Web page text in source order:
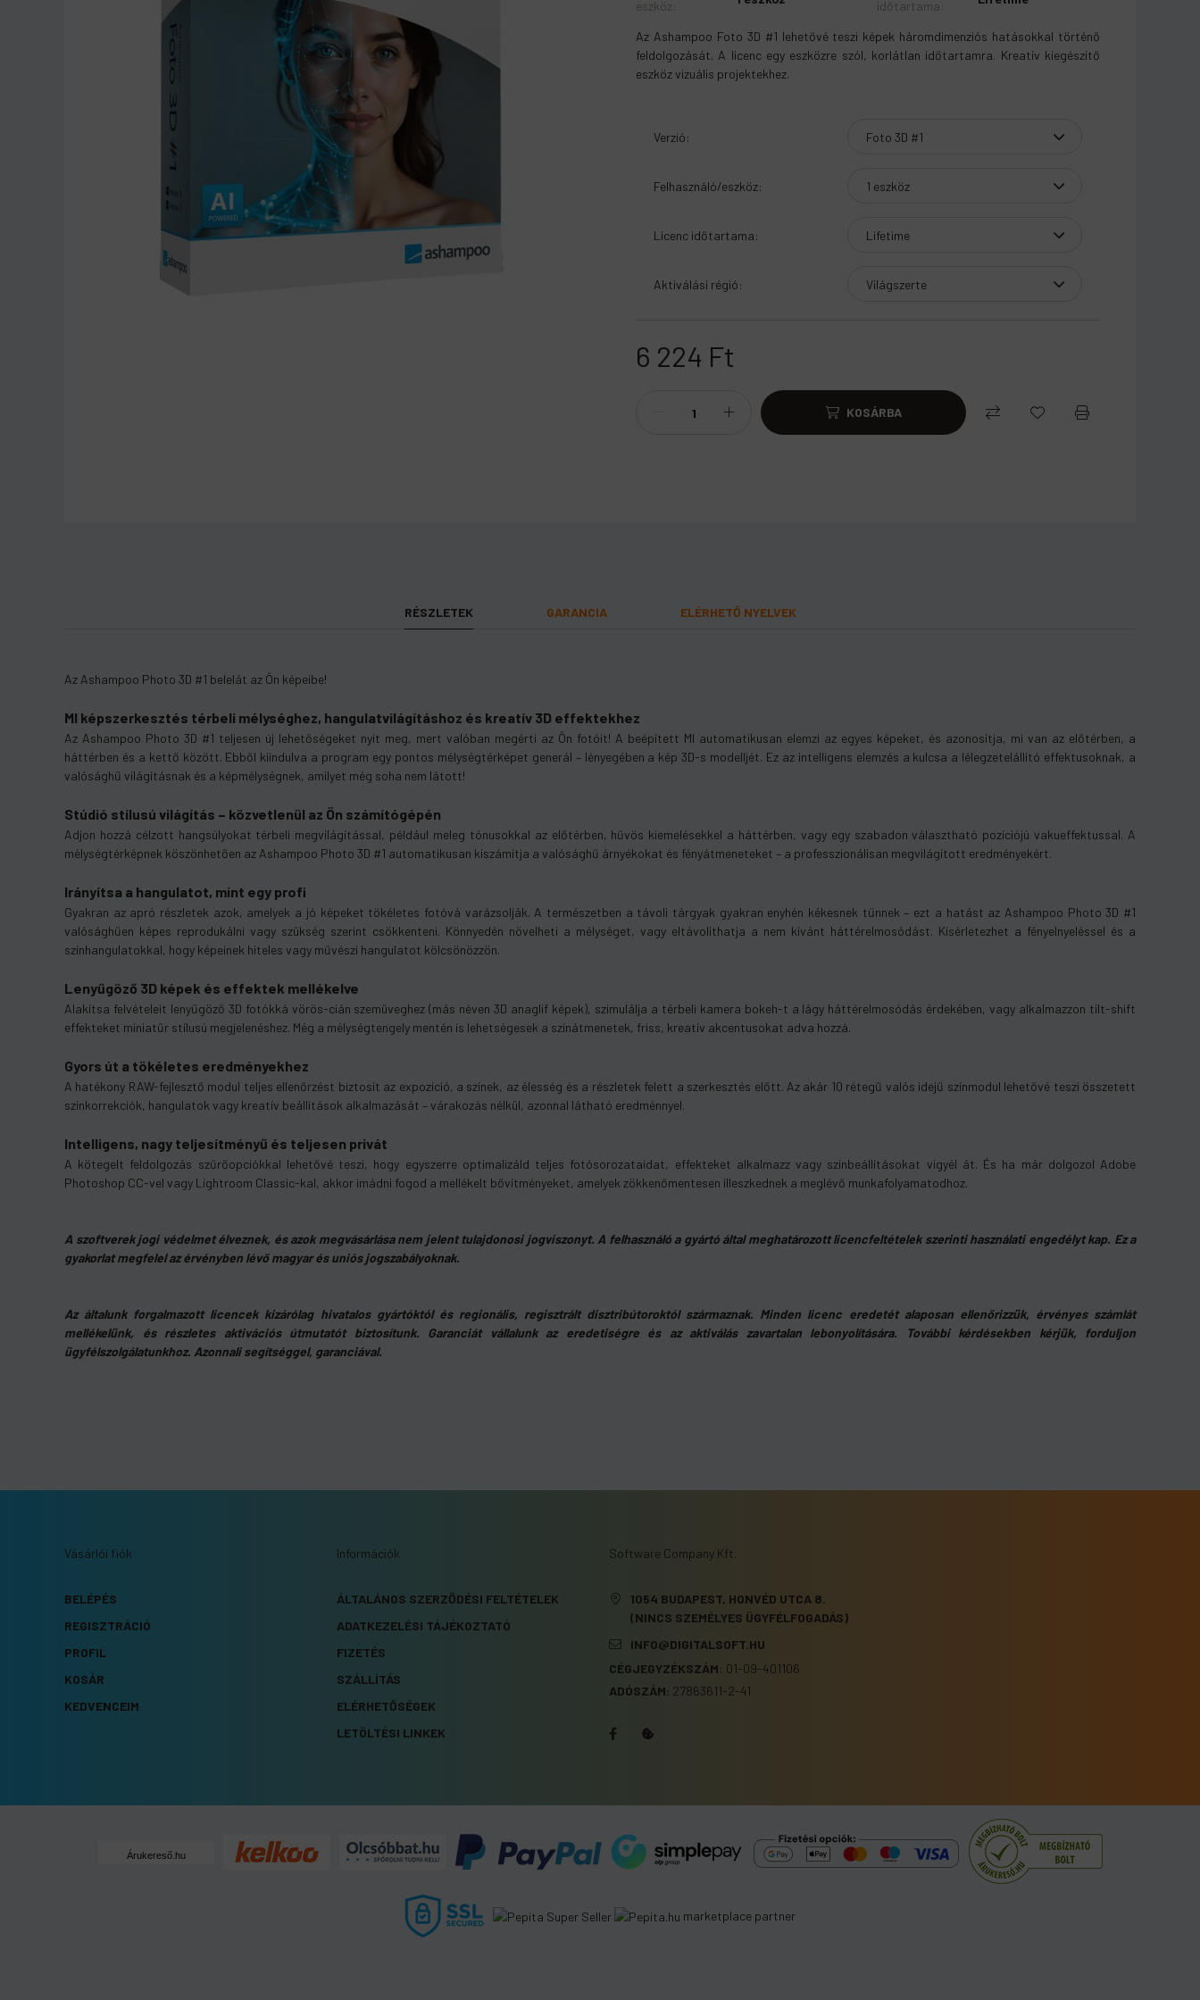
eszköz:
időtartama:
Az Ashampoo Foto 3D #1 lehetővé teszi képek háromdimenziós hatásokkal történő
feldolgozását. A licenc egy eszközre szól, korlátlan időtartamra. Kreatív kiegészítő
eszköz vizuális projektekhez.
Verzió:
Felhasználó/eszköz:
Licenc időtartama:
Aktiválási régió:
6 224 Ft
KOSÁRBA
RÉSZLETEK GARANCIA ELÉRHETŐ NYELVEK
Az Ashampoo Photo 3D #1 belelát az Ön képeibe!
MI képszerkesztés térbeli mélységhez, hangulatvilágításhoz és kreatív 3D effektekhez
Az Ashampoo Photo 3D #1 teljesen új lehetőségeket nyit meg, mert valóban megérti az Ön fotóit! A beépített MI automatikusan elemzi az egyes képeket, és azonosítja, mi van az előtérben, a
háttérben és a kettő között. Ebből kiindulva a program egy pontos mélységtérképet generál – lényegében a kép 3D-s modelljét. Ez az intelligens elemzés a kulcsa a lélegzetelállító effektusoknak, a
valósághű világításnak és a képmélységnek, amilyet még soha nem látott!
Stúdió stílusú világítás – közvetlenül az Ön számítógépén
Adjon hozzá célzott hangsúlyokat térbeli megvilágítással, például meleg tónusokkal az előtérben, hűvös kiemelésekkel a háttérben, vagy egy szabadon választható pozíciójú vakueffektussal. A
mélységtérképnek köszönhetően az Ashampoo Photo 3D #1 automatikusan kiszámítja a valósághű árnyékokat és fényátmeneteket – a professzionálisan megvilágított eredményekért.
Irányítsa a hangulatot, mint egy profi
Gyakran az apró részletek azok, amelyek a jó képeket tökéletes fotóvá varázsolják. A természetben a távoli tárgyak gyakran enyhén kékesnek tűnnek – ezt a hatást az Ashampoo Photo 3D #1
valósághűen képes reprodukálni vagy szükség szerint csökkenteni. Könnyedén növelheti a mélységet, vagy eltávolíthatja a nem kívánt háttérelmosódást. Kísérletezhet a fényelnyeléssel és a
színhangulatokkal, hogy képeinek hiteles vagy művészi hangulatot kölcsönözzön.
Lenyűgöző 3D képek és effektek mellékelve
Alakítsa felvételeit lenyűgöző 3D fotókká vörös-cián szemüveghez (más néven 3D anaglif képek), szimulálja a térbeli kamera bokeh-t a lágy háttérelmosódás érdekében, vagy alkalmazzon tilt-shift
effekteket miniatűr stílusú megjelenéshez. Még a mélységtengely mentén is lehetségesek a színátmenetek, friss, kreatív akcentusokat adva hozzá.
Gyors út a tökéletes eredményekhez
A hatékony RAW-fejlesztő modul teljes ellenőrzést biztosít az expozíció, a színek, az élesség és a részletek felett a szerkesztés előtt. Az akár 10 rétegű valós idejű színmodul lehetővé teszi összetett
színkorrekciók, hangulatok vagy kreatív beállítások alkalmazását – várakozás nélkül, azonnal látható eredménnyel.
Intelligens, nagy teljesítményű és teljesen privát
A kötegelt feldolgozás szűrőopciókkal lehetővé teszi, hogy egyszerre optimalizáld teljes fotósorozataidat, effekteket alkalmazz vagy színbeállításokat vigyél át. És ha már dolgozol Adobe
Photoshop CC-vel vagy Lightroom Classic-kal, akkor imádni fogod a mellékelt bővítményeket, amelyek zökkenőmentesen illeszkednek a meglévő munkafolyamatodhoz.
A szoftverek jogi védelmet élveznek, és azok megvásárlása nem jelent tulajdonosi jogviszonyt. A felhasználó a gyártó által meghatározott licencfeltételek szerinti használati engedélyt kap. Ez a
gyakorlat megfelel az érvényben lévő magyar és uniós jogszabályoknak.
Az általunk forgalmazott licencek kizárólag hivatalos gyártóktól és regionális, regisztrált disztribútoroktól származnak. Minden licenc eredetét alaposan ellenőrizzük, érvényes számlát
mellékelünk, és részletes aktivációs útmutatót biztosítunk. Garanciát vállalunk az eredetiségre és az aktiválás zavartalan lebonyolítására. További kérdésekben kérjük, forduljon
ügyfélszolgálatunkhoz. Azonnali segítséggel, garanciával.
aktiválják
1 hónapot
Vásárlói fiók
BELÉPÉS
REGISZTRÁCIÓ
PROFIL
KOSÁR
KEDVENCEIM
Információk
ÁLTALÁNOS SZERZŐDÉSI FELTÉTELEK
ADATKEZELÉSI TÁJÉKOZTATÓ
FIZETÉS
SZÁLLÍTÁS
ELÉRHETŐSÉGEK
LETÖLTÉSI LINKEK
Software Company Kft.
1054 BUDAPEST, HONVÉD UTCA 8.
(NINCS SZEMÉLYES ÜGYFÉLFOGADÁS)
INFO@DIGITALSOFT.HU
CÉGJEGYZÉKSZÁM: 01-09-401106
ADÓSZÁM: 27863611-2-41
Árukereső.hu
marketplace partner